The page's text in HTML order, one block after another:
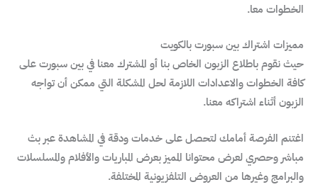
الخطوات معا.
مميزات اشتراك بين سبورت بالكويت
حيث نقوم باطلاع الزبون الخاص بنا أو المشترك معنا في بين سبورت على
كافة الخطوات والاعدادات اللازمة لحل المشكلة التي ممكن أن تواجه
الزبون أثناء اشتراكه معنا.
اغتنم الفرصة أمامك لتحصل على خدمات ودقة في المشاهدة عبر بث
مباشر وحصري لعرض محتوانا المميز بعرض المباريات والأفلام والمسلسلات
والبرامج وغيرها من العروض التلفزيونية المختلفة.